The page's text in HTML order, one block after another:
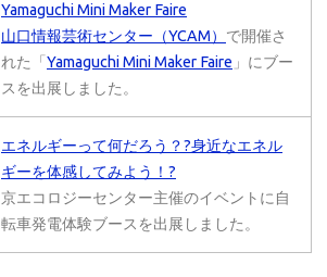
Yamaguchi Mini Maker Faire
山口情報芸術センター（YCAM） で開催さ
れた「 Yamaguchi Mini Maker Faire 」にブー
スを出展しました。
エネルギーって何だろう？?身近なエネル
ギーを体感してみよう！?
京エコロジーセンター主催のイベントに自
転車発電体験ブースを出展しました。